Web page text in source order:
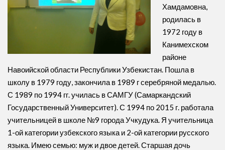
Хамдамовна,
родилась в
1972 году в
Канимехском
районе
Навоийской области Республики Узбекистан. Пошла в
школу в 1979 году, закончила в 1989 г серебряной медалью.
С 1989 по 1994 гг. училась в САМГУ (Самаркандский
Государственный Университет). С 1994 по 2015 г. работала
учительницей в школе №9 города Учкудука. Я учительница
1-ой категории узбекского языка и 2-ой категории русского
языка. Имею семью: муж и двое детей. Старшая дочь